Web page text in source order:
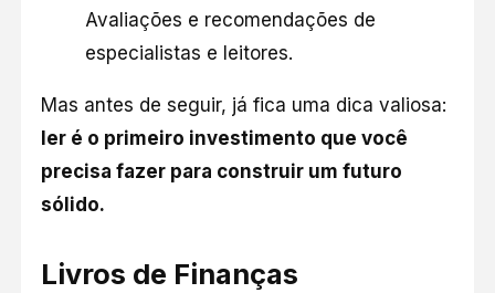
Avaliações e recomendações de
especialistas e leitores.
Mas antes de seguir, já fica uma dica valiosa:
ler é o primeiro investimento que você
precisa fazer para construir um futuro
sólido.
Livros de Finanças